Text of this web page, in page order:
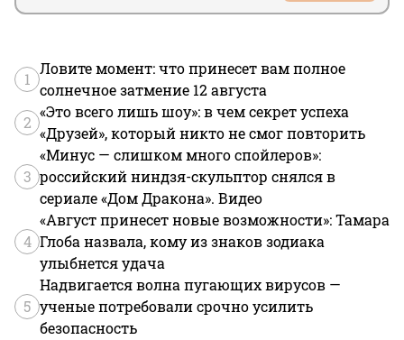
1
Ловите момент: что принесет вам полное
солнечное затмение 12 августа
2
«Это всего лишь шоу»: в чем секрет успеха
«Друзей», который никто не смог повторить
3
«Минус — слишком много спойлеров»:
российский ниндзя-скульптор снялся в
сериале «Дом Дракона». Видео
4
«Август принесет новые возможности»: Тамара
Глоба назвала, кому из знаков зодиака
улыбнется удача
5
Надвигается волна пугающих вирусов —
ученые потребовали срочно усилить
безопасность